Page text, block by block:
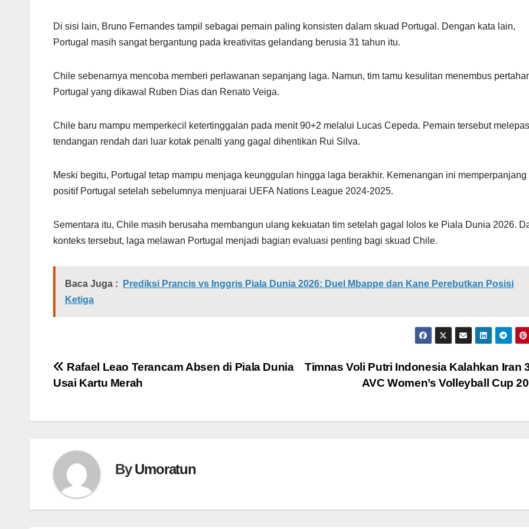
Di sisi lain, Bruno Fernandes tampil sebagai pemain paling konsisten dalam skuad Portugal. Dengan kata lain,
Portugal masih sangat bergantung pada kreativitas gelandang berusia 31 tahun itu.
Chile sebenarnya mencoba memberi perlawanan sepanjang laga. Namun, tim tamu kesulitan menembus
Portugal yang dikawal Ruben Dias dan Renato Veiga.
Chile baru mampu memperkecil ketertinggalan pada menit 90+2 melalui Lucas Cepeda. Pemain tersebut
tendangan rendah dari luar kotak penalti yang gagal dihentikan Rui Silva.
Meski begitu, Portugal tetap mampu menjaga keunggulan hingga laga berakhir. Kemenangan ini memperpanjang
positif Portugal setelah sebelumnya menjuarai UEFA Nations League 2024-2025.
Sementara itu, Chile masih berusaha membangun ulang kekuatan tim setelah gagal lolos ke Piala Dunia 2026.
konteks tersebut, laga melawan Portugal menjadi bagian evaluasi penting bagi skuad Chile.
Baca Juga :
Prediksi Prancis vs Inggris Piala Dunia 2026: Duel Mbappe dan Kane Perebutkan Posisi
Ketiga
Navigasi
Timnas Voli Putri Indonesia Kalahkan Iran
AVC Women’s Volleyball Cup
Rafael Leao Terancam Absen di Piala Dunia
Usai Kartu Merah
ByUmoratun